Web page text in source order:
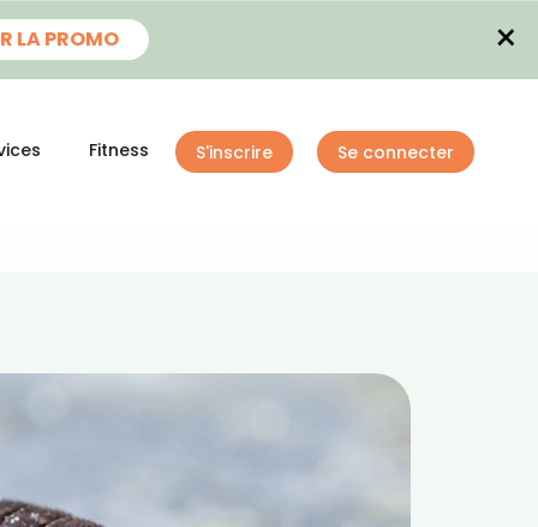
LA PROMO ×
Fitness S'inscrire Se connecter